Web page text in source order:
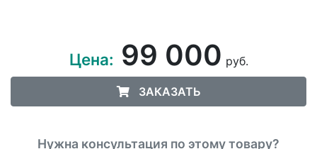
Цена: 99 000 руб.
ЗАКАЗАТЬ
Нужна консультация по этому товару?